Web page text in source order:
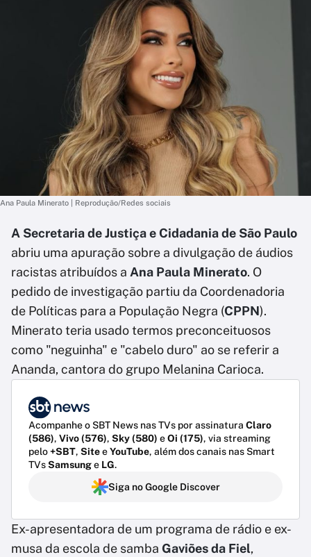
Ana Paula Minerato | Reprodução/Redes sociais
A Secretaria de Justiça e Cidadania de São Paulo
abriu uma apuração sobre a divulgação de áudios
racistas atribuídos a Ana Paula Minerato. O
pedido de investigação partiu da Coordenadoria
de Políticas para a População Negra (CPPN).
Minerato teria usado termos preconceituosos
como "neguinha" e "cabelo duro" ao se referir a
Ananda, cantora do grupo Melanina Carioca.
Acompanhe o SBT News nas TVs por assinatura Claro
(586), Vivo (576), Sky (580) eOi (175), via streaming
pelo+SBT, SiteeYouTube, além dos canais nas Smart
TVsSamsunge LG.
Siga no Google Discover
Ex-apresentadora de um programa de rádio e ex-
musa da escola de samba Gaviões da Fiel,